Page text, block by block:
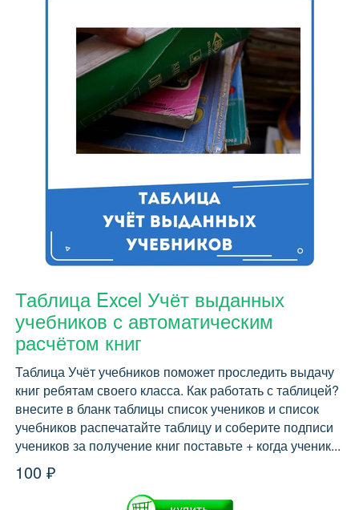
Таблица Excel Учёт выданных
учебников с автоматическим
расчётом книг
Таблица Учёт учебников поможет проследить выдачу
книг ребятам своего класса. Как работать с таблицей?
внесите в бланк таблицы список учеников и список
учебников распечатайте таблицу и соберите подписи
учеников за получение книг поставьте + когда ученик...
100 ₽